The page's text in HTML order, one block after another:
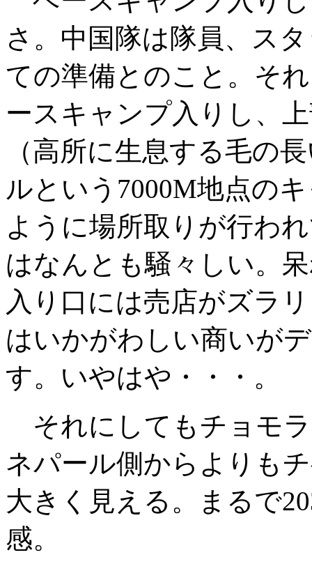
さ。中国隊は隊員、ス
ての準備とのこと。そ
ースキャンプ入りし、
（高所に生息する毛の
ルという7000M地点の
ように場所取りが行わ
はなんとも騒々しい。
入り口には売店がズラ
はいかがわしい商いが
す。いやはや・・・。
それにしてもチョモ
ネパール側からよりも
大きく見える。まるで
感。